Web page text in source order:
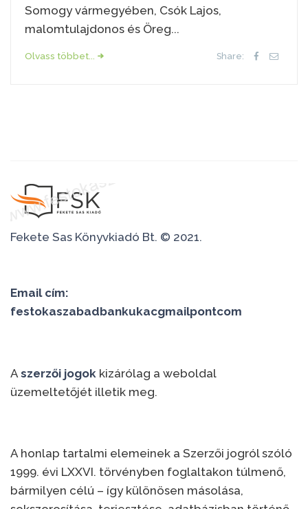
Somogy vármegyében, Csók Lajos,
malomtulajdonos és Öreg...
Olvass többet... Share:
Fekete Sas Könyvkiadó Bt. © 2021.
Email cím:
festokaszabadbankukacgmailpontcom
A szerzői jogok kizárólag a weboldal
üzemeltetőjét illetik meg.
A honlap tartalmi elemeinek a Szerzői jogról szóló
1999. évi LXXVI. törvényben foglaltakon túlmenő,
bármilyen célú – így különösen másolása,